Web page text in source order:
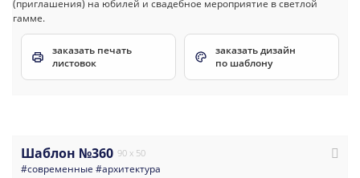
заказать печать
листовок
заказать дизайн
по шаблону
Шаблон №360 90 x 50
#современные #архитектура